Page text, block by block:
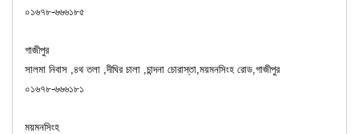
০১৬৭৮-৬৬৬১৮৫
গাজীপুর
সালমা নিবাস ,৪থ তলা ,দীঘির চালা ,চান্দনা চোরাস্তা,ময়মনসিংহ রোড,গাজীপুর
০১৬৭৮-৬৬৬১৮১
ময়মনসিংহ